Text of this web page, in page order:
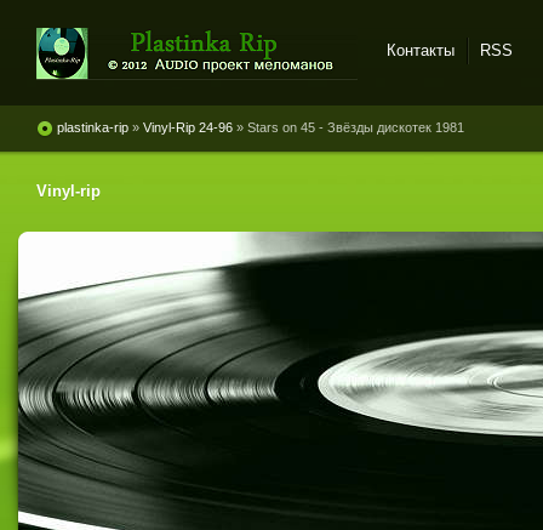
винила и магнитоальбомов
Контакты RSS
plastinka-rip » Vinyl-Rip 24-96 » Stars on 45 - Звёзды дискотек 1981
Vinyl-rip